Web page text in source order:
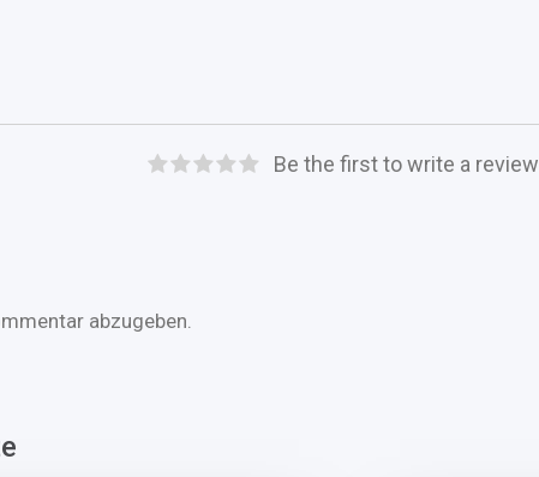
Be the first to write a review
abzugeben.